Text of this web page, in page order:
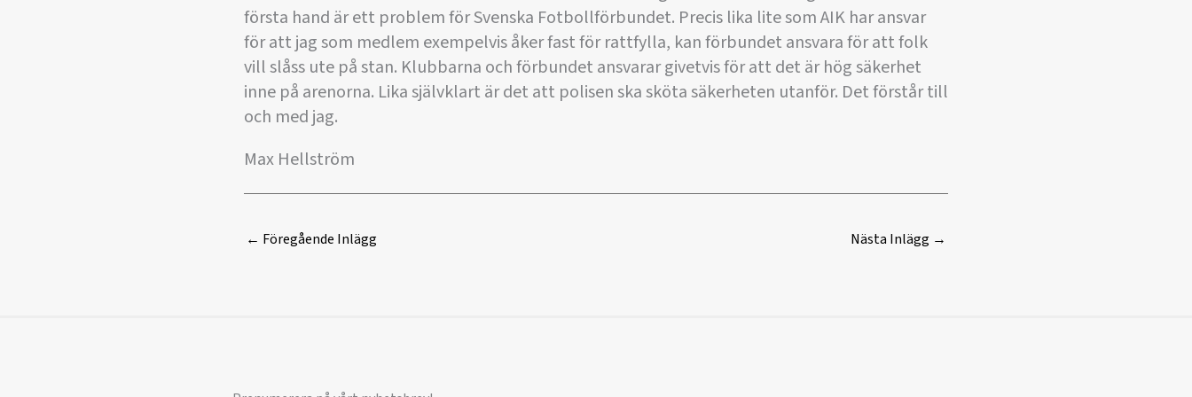
första hand är ett problem för Svenska Fotbollförbundet. Precis lika lite som AIK har ansvar
för att jag som medlem exempelvis åker fast för rattfylla, kan förbundet ansvara för att folk
vill slåss ute på stan. Klubbarna och förbundet ansvarar givetvis för att det är hög säkerhet
inne på arenorna. Lika självklart är det att polisen ska sköta säkerheten utanför. Det förstår till
och med jag.
Max Hellström
← Föregående Inlägg Nästa Inlägg →